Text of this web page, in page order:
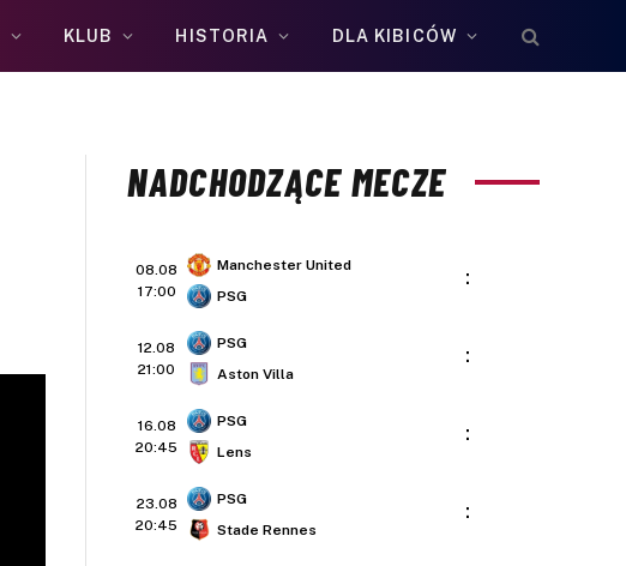
KLUB HISTORIA DLA KIBICÓW
NADCHODZĄCE MECZE
08.08
17:00
Manchester United
PSG
:
12.08
21:00
PSG
Aston Villa
:
16.08
20:45
PSG
Lens
:
23.08
20:45
PSG
Stade Rennes
: